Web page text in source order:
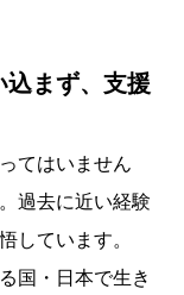
込まず、支援
てはいません
過去に近い経験
しています。
国・日本で生き